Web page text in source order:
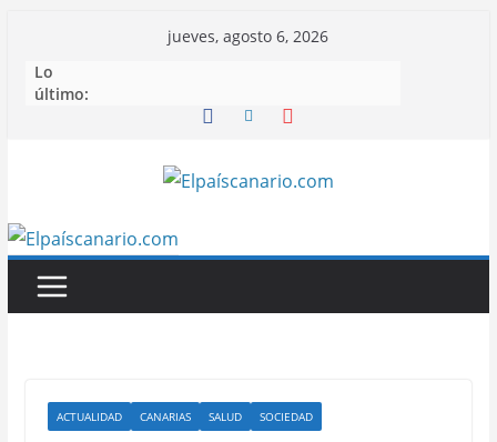
contenido
jueves, agosto 6, 2026
Lo
último:
ACTUALIDAD CANARIAS SALUD SOCIEDAD